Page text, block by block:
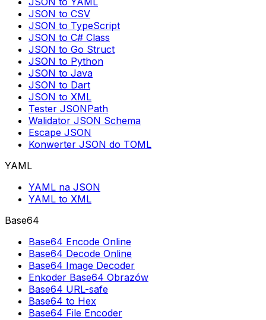
JSON to CSV
JSON to TypeScript
JSON to C# Class
JSON to Go Struct
JSON to Python
JSON to Java
JSON to Dart
JSON to XML
Tester JSONPath
Walidator JSON Schema
Escape JSON
Konwerter JSON do TOML
YAML
YAML na JSON
YAML to XML
Base64
Base64 Encode Online
Base64 Decode Online
Base64 Image Decoder
Enkoder Base64 Obrazów
Base64 URL-safe
Base64 to Hex
Base64 File Encoder